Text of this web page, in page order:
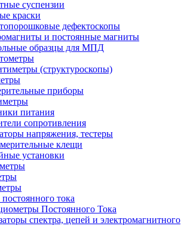
суспензии
краски
дефектоскопы
и постоянные магниты
образцы для МПД
(структуроскопы)
приборы
питания
сопротивления
напряжения, тестеры
клещи
установки
тока
Постоянного Тока
спектра, цепей и электромагнитного